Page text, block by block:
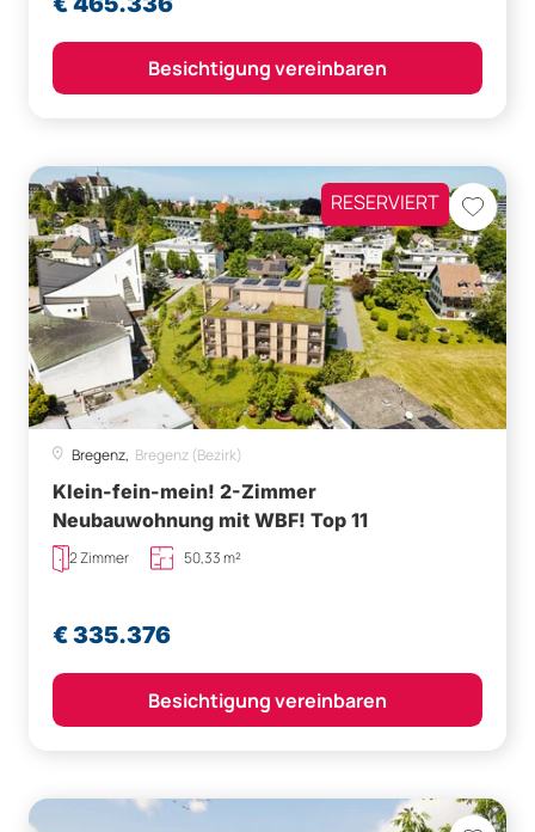
Besichtigung vereinbaren
RESERVIERT
Bregenz, Bregenz (Bezirk)
Klein-fein-mein! 2-Zimmer
Neubauwohnung mit WBF! Top 11
2 Zimmer 50,33 m²
€ 335.376
Besichtigung vereinbaren